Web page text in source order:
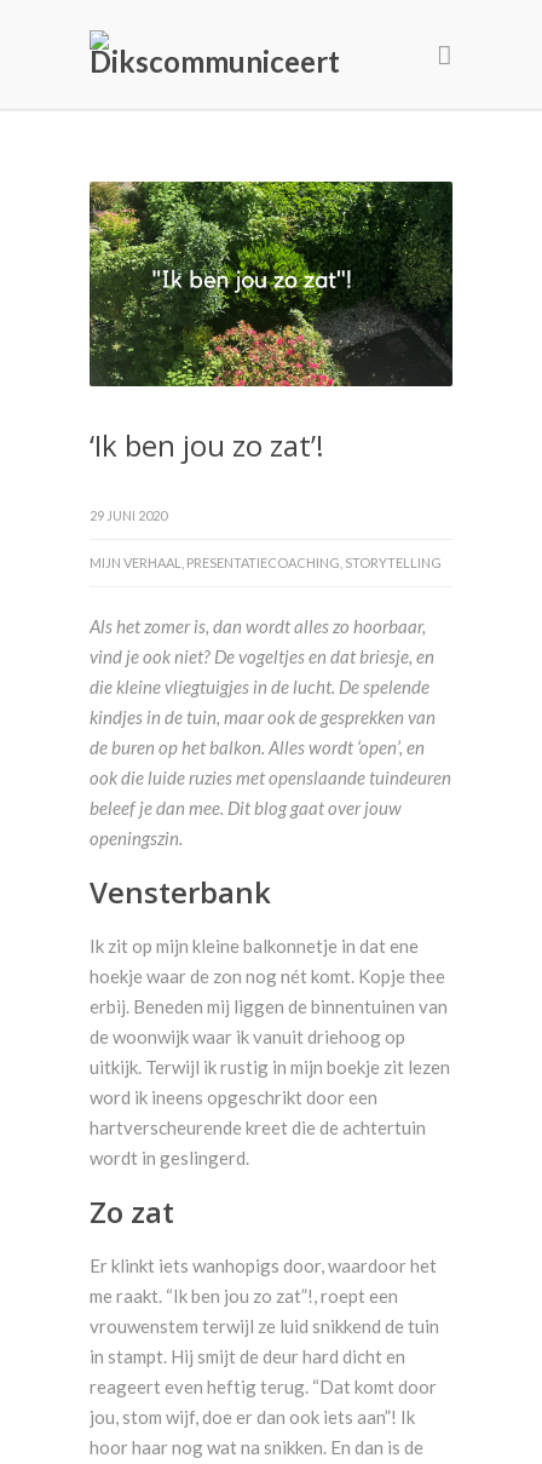
‘Ik ben jou zo zat’!
29 JUNI 2020
MIJN VERHAAL PRESENTATIECOACHING STORYTELLING
Als het zomer is, dan wordt alles zo hoorbaar,
vind je ook niet? De vogeltjes en dat briesje, en
die kleine vliegtuigjes in de lucht. De spelende
kindjes in de tuin, maar ook de gesprekken van
de buren op het balkon. Alles wordt ‘open’, en
ook die luide ruzies met openslaande tuindeuren
beleef je dan mee. Dit blog gaat over jouw
openingszin.
Vensterbank
Ik zit op mijn kleine balkonnetje in dat ene
hoekje waar de zon nog nét komt. Kopje thee
erbij. Beneden mij liggen de binnentuinen van
de woonwijk waar ik vanuit driehoog op
uitkijk. Terwijl ik rustig in mijn boekje zit lezen
word ik ineens opgeschrikt door een
hartverscheurende kreet die de achtertuin
wordt in geslingerd.
Zo zat
Er klinkt iets wanhopigs door, waardoor het
me raakt. “Ik ben jou zo zat”!, roept een
vrouwenstem terwijl ze luid snikkend de tuin
in stampt. Hij smijt de deur hard dicht en
reageert even heftig terug. “Dat komt door
jou, stom wijf, doe er dan ook iets aan”! Ik
hoor haar nog wat na snikken. En dan is de